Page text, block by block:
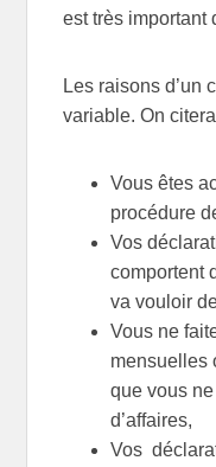
est très important
Les raisons d’un
variable. On
Vous êtes
procédure
Vos
comportent
va vouloir
Vous ne
mensuelles
que vous
d’affaires,
Vos